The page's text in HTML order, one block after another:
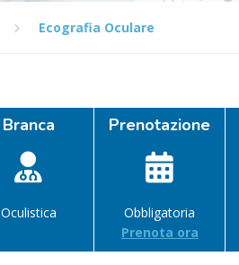
Ecografia Oculare
Branca
Oculistica
Prenotazione
Obbligatoria
Prenota ora